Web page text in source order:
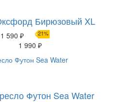
Бирюзовый XL
1 590 ₽ 21%
1 990 ₽
Футон Sea Water